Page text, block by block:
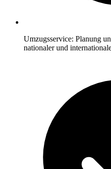
Umzugsservice: Planung
nationaler und